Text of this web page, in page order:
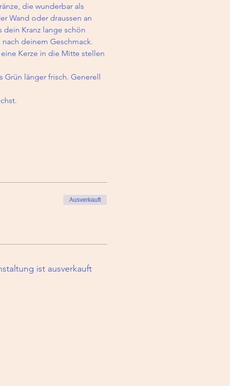
die wunderbar als
Wand oder draussen an
dein Kranz lange schön
deinem Geschmack.
Kerze in die Mitte stellen
länger frisch. Generell
Ausverkauft
ist ausverkauft